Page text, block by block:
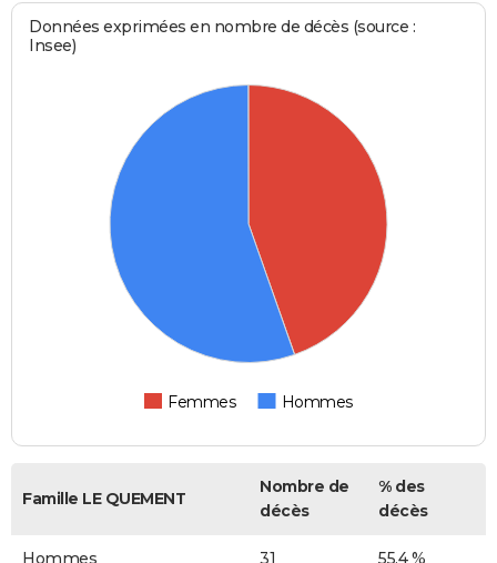
Données exprimées en nombre de décès (source :
Insee)
Femmes Hommes
Famille LE QUEMENT
Nombre de
décès
% des
décès
Hommes 31 55,4 %